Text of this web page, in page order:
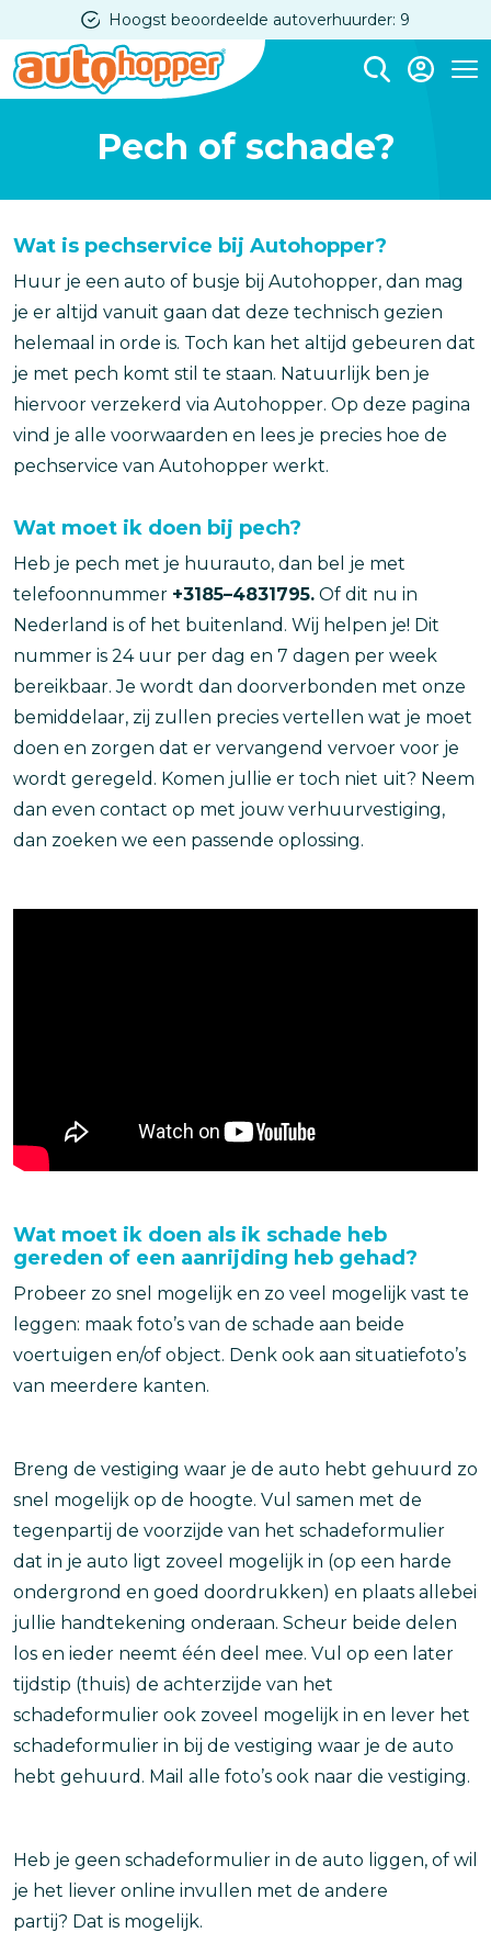
Overslaan
en
naar
Hoogst beoordeelde autoverhuurder: 9
Pech of schade?
Wat is pechservice bij Autohopper?
Huur je een auto of busje bij Autohopper, dan mag
je er altijd vanuit gaan dat deze technisch gezien
helemaal in orde is. Toch kan het altijd gebeuren dat
je met pech komt stil te staan. Natuurlijk ben je
hiervoor verzekerd via Autohopper. Op deze pagina
vind je alle voorwaarden en lees je precies hoe de
pechservice van Autohopper werkt.
Wat moet ik doen bij pech?
Heb je pech met je huurauto, dan bel je met
telefoonnummer +3185–4831795. Of dit nu in
Nederland is of het buitenland. Wij helpen je! Dit
nummer is 24 uur per dag en 7 dagen per week
bereikbaar. Je wordt dan doorverbonden met onze
bemiddelaar, zij zullen precies vertellen wat je moet
doen en zorgen dat er vervangend vervoer voor je
wordt geregeld. Komen jullie er toch niet uit? Neem
dan even contact op met jouw verhuurvestiging,
dan zoeken we een passende oplossing.
Wat moet ik doen als ik schade heb
gereden of een aanrijding heb gehad?
Probeer zo snel mogelijk en zo veel mogelijk vast te
leggen: maak foto’s van de schade aan beide
voertuigen en/of object. Denk ook aan situatiefoto’s
van meerdere kanten.
Breng de vestiging waar je de auto hebt gehuurd zo
snel mogelijk op de hoogte. Vul samen met de
tegenpartij de voorzijde van het schadeformulier
dat in je auto ligt zoveel mogelijk in (op een harde
ondergrond en goed doordrukken) en plaats allebei
jullie handtekening onderaan. Scheur beide delen
los en ieder neemt één deel mee. Vul op een later
tijdstip (thuis) de achterzijde van het
schadeformulier ook zoveel mogelijk in en lever het
schadeformulier in bij de vestiging waar je de auto
hebt gehuurd. Mail alle foto’s ook naar die vestiging.
Heb je geen schadeformulier in de auto liggen, of wil
je het liever online invullen met de andere
partij? Dat is mogelijk.